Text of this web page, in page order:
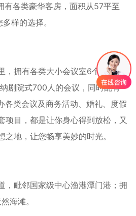
各类豪华客房，面积从57平至
样的选择。
，拥有各类大小会议室6个；其中
剧院式700人的会议，同时配有
各类会议及商务活动、婚礼、度假
项目，都是让你身心得到放松，又
地，让您畅享美妙的时光。
，毗邻国家级中心渔港潭门港；拥
海滩。